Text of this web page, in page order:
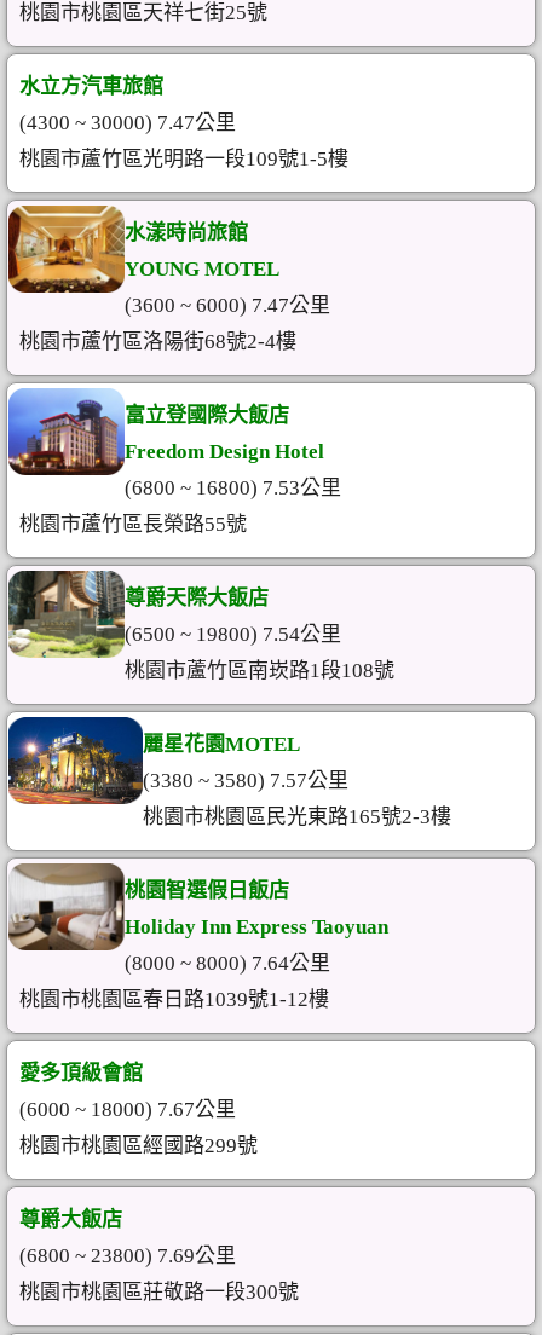
桃園市桃園區天祥七街25號
水立方汽車旅館
(4300 ~ 30000) 7.47公里
桃園市蘆竹區光明路一段109號1-5樓
水漾時尚旅館
YOUNG MOTEL
(3600 ~ 6000) 7.47公里
桃園市蘆竹區洛陽街68號2-4樓
富立登國際大飯店
Freedom Design Hotel
(6800 ~ 16800) 7.53公里
桃園市蘆竹區長榮路55號
尊爵天際大飯店
(6500 ~ 19800) 7.54公里
桃園市蘆竹區南崁路1段108號
麗星花園MOTEL
(3380 ~ 3580) 7.57公里
桃園市桃園區民光東路165號2-3樓
桃園智選假日飯店
Holiday Inn Express Taoyuan
(8000 ~ 8000) 7.64公里
桃園市桃園區春日路1039號1-12樓
愛多頂級會館
(6000 ~ 18000) 7.67公里
桃園市桃園區經國路299號
尊爵大飯店
(6800 ~ 23800) 7.69公里
桃園市桃園區莊敬路一段300號